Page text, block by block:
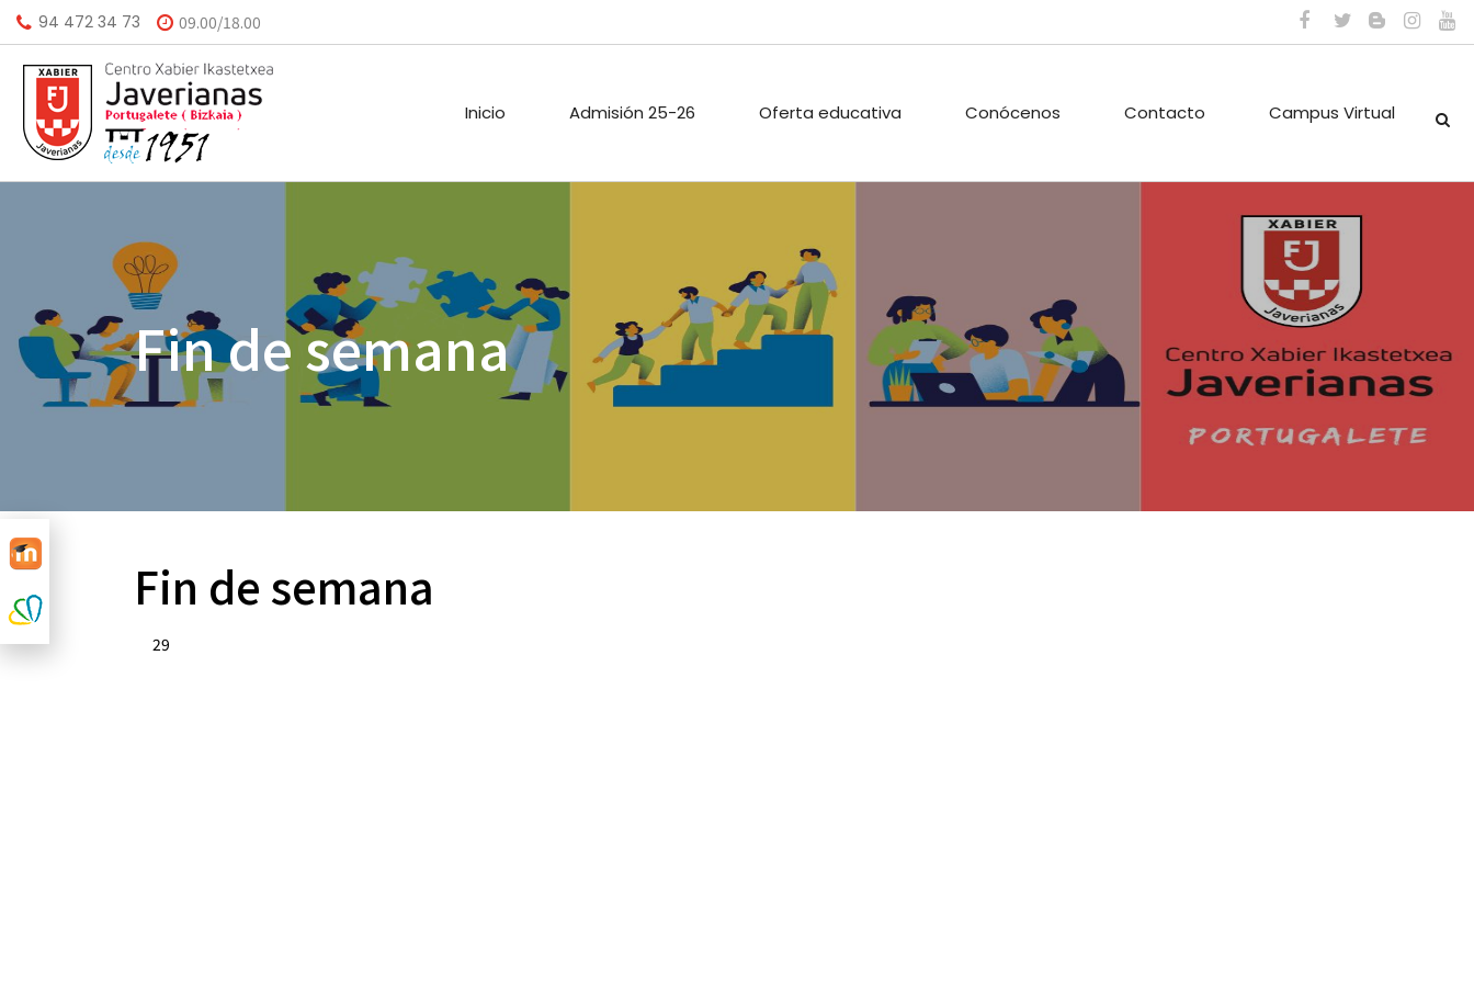
94 472 34 73 09.00/18.00
Inicio Admisión 25-26 Oferta educativa Conócenos
VISIÓN
CALENDARIO ESCOLAR
BIBLIOTECA
HORARIO PÚBLICO
INSTALACIONES
PROYECTOS DE
INNOVACIÓN
PROYECTO DIGITAL DE
CENTRO
CALIDAD
ACTIVIDADES
EXTRAESCOLARES
Contacto Campus Virtual
Fin de semana
Fin de semana
29